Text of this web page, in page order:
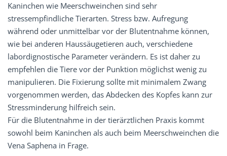
Kaninchen wie Meerschweinchen sind sehr
stressempfindliche Tierarten. Stress bzw. Aufregung
während oder unmittelbar vor der Blutentnahme können,
wie bei anderen Haussäugetieren auch, verschiedene
labordignostische Parameter verändern. Es ist daher zu
empfehlen die Tiere vor der Punktion möglichst wenig zu
manipulieren. Die Fixierung sollte mit minimalem Zwang
vorgenommen werden, das Abdecken des Kopfes kann zur
Stressminderung hilfreich sein.
Für die Blutentnahme in der tierärztlichen Praxis kommt
sowohl beim Kaninchen als auch beim Meerschweinchen die
Vena Saphena in Frage.